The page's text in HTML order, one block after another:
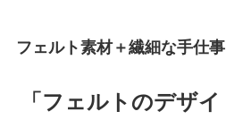
フェルト素材＋繊細な手仕事
「フェルトのデザイ